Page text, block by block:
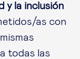
y la inclusión
as con
todas las